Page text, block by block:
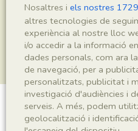
Plantae indet.
Nosaltres i els nostres
altres tecnologies de
experiència al nostre lloc
i/o accedir a la informació
dades personals, com ara
de navegació, per a
personalitzats, publicitat i
investigació d'audiències i
serveis. A més, podem
geolocalització i